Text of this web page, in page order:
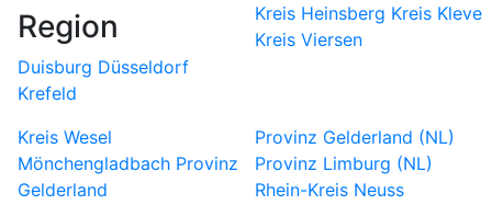
Region
Duisburg Düsseldorf
Krefeld
Kreis Heinsberg Kreis Kleve
Kreis Viersen
Kreis Wesel
Mönchengladbach Provinz
Gelderland
Provinz Gelderland (NL)
Provinz Limburg (NL)
Rhein-Kreis Neuss